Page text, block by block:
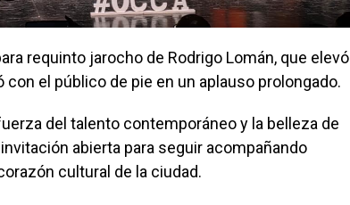
requinto jarocho de Rodrigo Lomán, que elevó
el público de pie en un aplauso prolongado.
del talento contemporáneo y la belleza de
abierta para seguir acompañando
cultural de la ciudad.